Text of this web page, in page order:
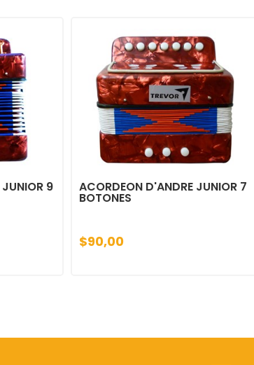
9 ACORDEON D'ANDRE JUNIOR 7
BOTONES
$90,00